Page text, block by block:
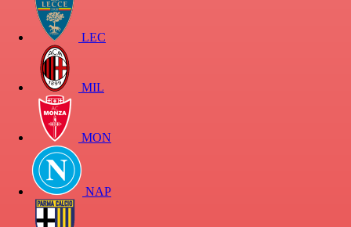
LEC
MIL
MON
NAP